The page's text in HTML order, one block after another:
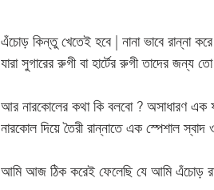
এঁচোড় কিন্তু খেতেই হবে | নানা ভাবে রান্না
যারা সুগারের রুগী বা হার্টের রুগী তাদের
আর নারকোলের কথা কি বলবো ? অসাধারণ এক
নারকোল দিয়ে তৈরী রান্নাতে এক স্পেশাল
আমি আজ ঠিক করেই ফেলেছি যে আমি এঁচোড়